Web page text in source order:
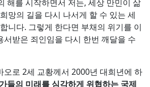
해를 시작하면서 저는, 세상 만민이 삶
망의 길을 다시 나서게 할 수 있는 세
니다. 그렇게 한다면 부채의 위기를 이
서받은 죄인임을 다시 한번 깨달을 수
오로 2세 교황께서 2000년 대희년에 하
들의 미래를 심각하게 위협하는 국제